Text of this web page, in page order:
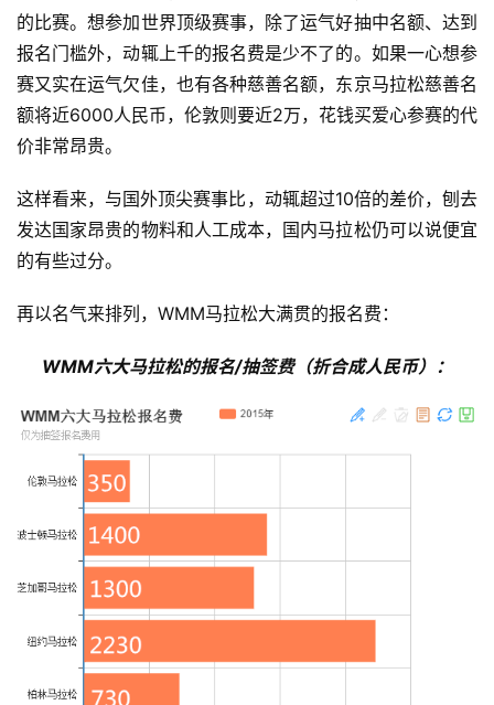
的比赛。想参加世界顶级赛事，除了运气好抽中名额、达到
报名门槛外，动辄上千的报名费是少不了的。如果一心想参
赛又实在运气欠佳，也有各种慈善名额，东京马拉松慈善名
额将近6000人民币，伦敦则要近2万，花钱买爱心参赛的代
价非常昂贵。
这样看来，与国外顶尖赛事比，动辄超过10倍的差价， 刨去
发达国家昂贵的物料和人工成本， 国内马拉松仍可以说便宜
的有些过分。
再以名气来排列，WMM马拉松大满贯的报名费：
WMM六大马拉松的报名/抽签费（折合成人民币）：